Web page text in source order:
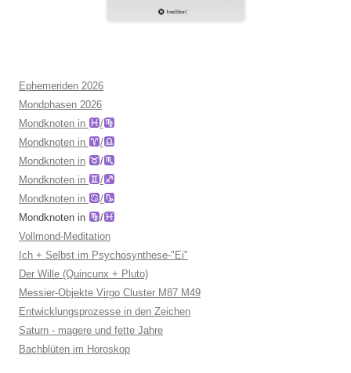
Ephemeriden 2026
Mondphasen 2026
Mondknoten in
/
Mondknoten in
/
Mondknoten in
/
Mondknoten in
/
Mondknoten in
/
Mondknoten in
/
Vollmond-Meditation
Ich + Selbst im Psychosynthese-"Ei"
Der Wille (Quincunx + Pluto)
Messier-Objekte Virgo Cluster M87 M49
Entwicklungsprozesse in den Zeichen
Saturn - magere und fette Jahre
Bachblüten im Horoskop